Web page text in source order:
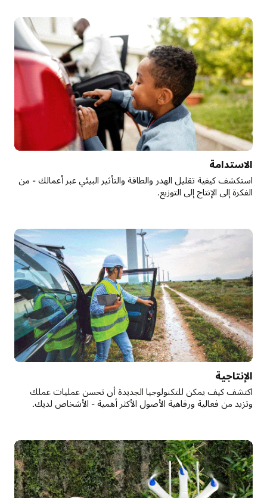
الاستدامة
استكشف كيفية تقليل الهدر والطاقة والتأثير البيئي عبر أعمالك - من
الفكرة إلى الإنتاج إلى التوزيع.
الإنتاجية
اكتشف كيف يمكن للتكنولوجيا الجديدة أن تحسن عمليات عملك
وتزيد من فعالية ورفاهية الأصول الأكثر أهمية - الأشخاص لديك.